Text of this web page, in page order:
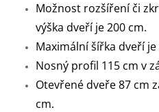
Možnost rozšíření či
výška dveří je 200 cm.
Maximální šířka dveří je
Nosný profil 115 cm v
Otevřené dveře 87 cm
cm.